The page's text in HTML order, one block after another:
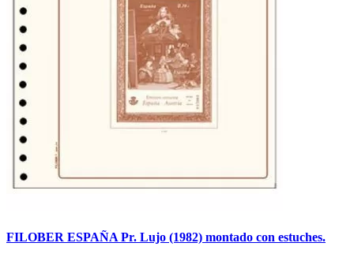
FILOBER ESPAÑA Pr. Lujo (1982) montado con estuches.